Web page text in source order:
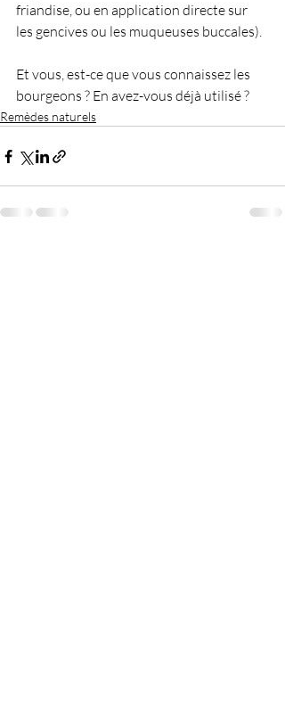
friandise, ou en application directe sur
les gencives ou les muqueuses buccales).
Et vous, est-ce que vous connaissez les
bourgeons ? En avez-vous déjà utilisé ?
Remèdes naturels